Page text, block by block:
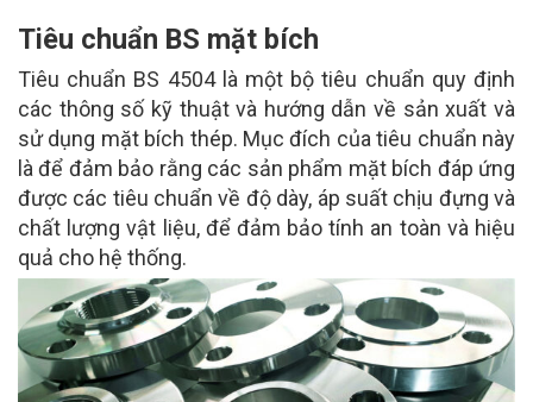
Tiêu chuẩn BS mặt bích
Tiêu chuẩn BS 4504 là một bộ tiêu chuẩn quy định
các thông số kỹ thuật và hướng dẫn về sản xuất và
sử dụng mặt bích thép. Mục đích của tiêu chuẩn này
là để đảm bảo rằng các sản phẩm mặt bích đáp ứng
được các tiêu chuẩn về độ dày, áp suất chịu đựng và
chất lượng vật liệu, để đảm bảo tính an toàn và hiệu
quả cho hệ thống.